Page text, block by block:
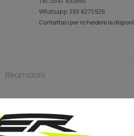
Whatsapp 393 8275926
Contattaci per richiedere la
Recensioni